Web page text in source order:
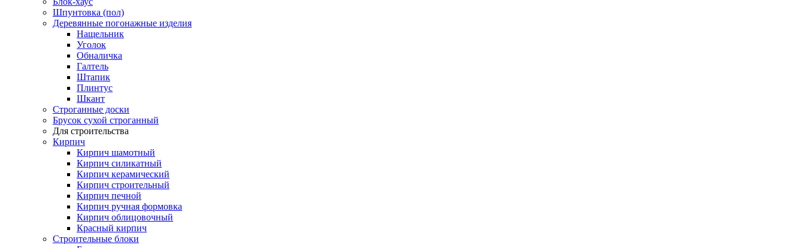
Шпунтовка (пол)
Деревянные погонажные изделия
Нащельник
Уголок
Обналичка
Галтель
Штапик
Плинтус
Шкант
Строганные доски
Брусок сухой строганный
Для строительства
Кирпич
Кирпич шамотный
Кирпич силикатный
Кирпич керамический
Кирпич строительный
Кирпич печной
Кирпич ручная формовка
Кирпич облицовочный
Красный кирпич
Строительные блоки